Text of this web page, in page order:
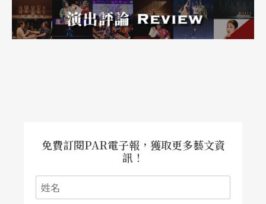
免費訂閱PAR電子報，獲取更多藝文資
訊！